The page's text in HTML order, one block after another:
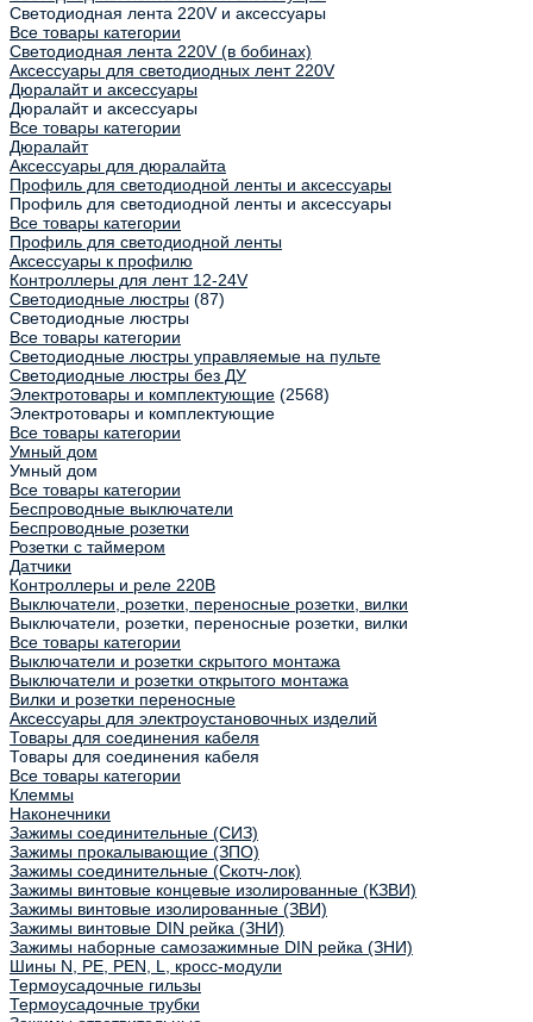
Светодиодная лента 220V и аксессуары
Все товары категории
Светодиодная лента 220V (в бобинах)
Аксессуары для светодиодных лент 220V
Дюралайт и аксессуары
Дюралайт и аксессуары
Все товары категории
Дюралайт
Аксессуары для дюралайта
Профиль для светодиодной ленты и аксессуары
Профиль для светодиодной ленты и аксессуары
Все товары категории
Профиль для светодиодной ленты
Аксессуары к профилю
Контроллеры для лент 12-24V
Светодиодные люстры (87)
Светодиодные люстры
Все товары категории
Светодиодные люстры управляемые на пульте
Светодиодные люстры без ДУ
Электротовары и комплектующие (2568)
Электротовары и комплектующие
Все товары категории
Умный дом
Умный дом
Все товары категории
Беспроводные выключатели
Беспроводные розетки
Розетки с таймером
Датчики
Контроллеры и реле 220В
Выключатели, розетки, переносные розетки, вилки
Выключатели, розетки, переносные розетки, вилки
Все товары категории
Выключатели и розетки скрытого монтажа
Выключатели и розетки открытого монтажа
Вилки и розетки переносные
Аксессуары для электроустановочных изделий
Товары для соединения кабеля
Товары для соединения кабеля
Все товары категории
Клеммы
Наконечники
Зажимы соединительные (СИЗ)
Зажимы прокалывающие (ЗПО)
Зажимы соединительные (Скотч-лок)
Зажимы винтовые концевые изолированные (КЗВИ)
Зажимы винтовые изолированные (ЗВИ)
Зажимы винтовые DIN рейка (ЗНИ)
Зажимы наборные самозажимные DIN рейка (ЗНИ)
Шины N, PE, PEN, L, кросс-модули
Термоусадочные гильзы
Термоусадочные трубки